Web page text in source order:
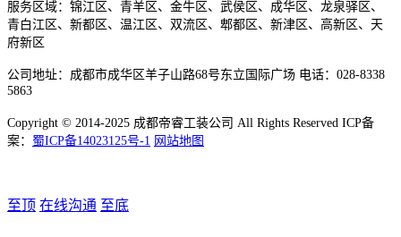
服务区域：锦江区、青羊区、金牛区、武侯区、成华区、龙泉驿区、
青白江区、新都区、温江区、双流区、郫都区、新津区、高新区、天
府新区
公司地址：成都市成华区羊子山路68号东立国际广场 电话：028-8338
5863
Copyright © 2014-2025 成都帝睿工装公司 All Rights Reserved ICP备
案： 蜀ICP备14023125号-1 网站地图
至顶 在线沟通 至底